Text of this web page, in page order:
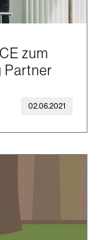
zum
Partner
02.06.2021